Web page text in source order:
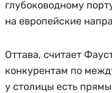
глубоководному
на европейские
Оттава, считает
конкурентам по
у столицы есть